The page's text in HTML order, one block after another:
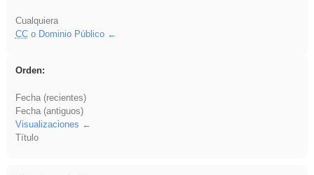
Cualquiera
CCo Dominio Público
Orden:
Fecha (recientes)
Fecha (antiguos)
Visualizaciones
Título